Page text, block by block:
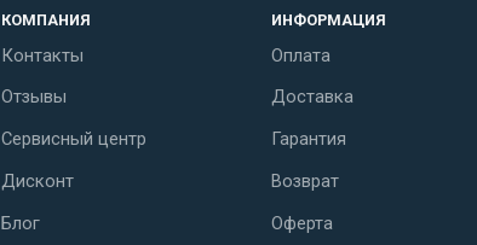
КОМПАНИЯ
Контакты
Отзывы
Сервисный центр
Дисконт
Блог
ИНФОРМАЦИЯ
Оплата
Доставка
Гарантия
Возврат
Оферта